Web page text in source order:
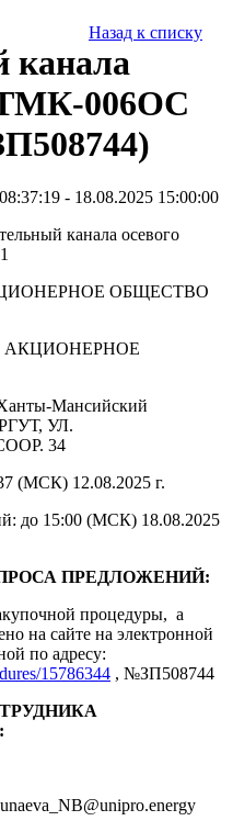
Назад к списку
канала
ТМК-006ОС
- 18.08.2025 15:00:00
канала осевого
ОБЩЕСТВО
АКЦИОНЕРНОЕ
Мансийский
УЛ.
34
(МСК) 12.08.2025 г.
до 15:00 (МСК) 18.08.2025
ПРЕДЛОЖЕНИЙ:
процедуры, а
на сайте на электронной
по адресу:
15786344 , №ЗП508744